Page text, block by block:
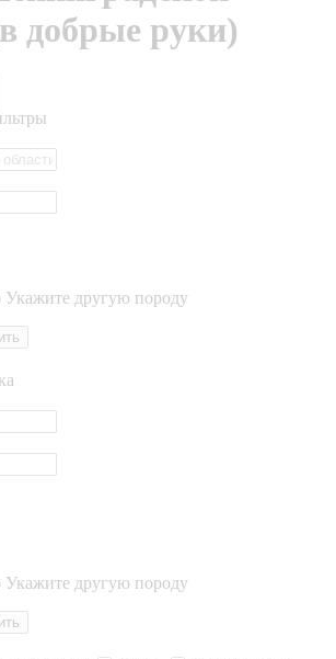
добрые руки)
Укажите другую породу
Укажите другую породу